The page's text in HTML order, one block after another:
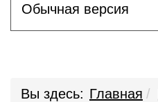
Обычная версия
Вы здесь: Главная